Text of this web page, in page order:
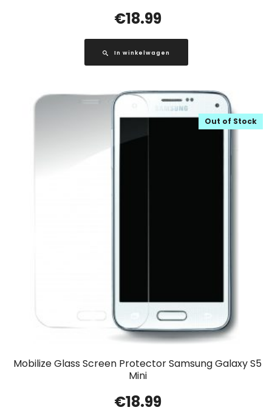
€18.99
In winkelwagen
Mobilize Glass Screen Protector Samsung Galaxy S5
Mini
Out of Stock
€18.99